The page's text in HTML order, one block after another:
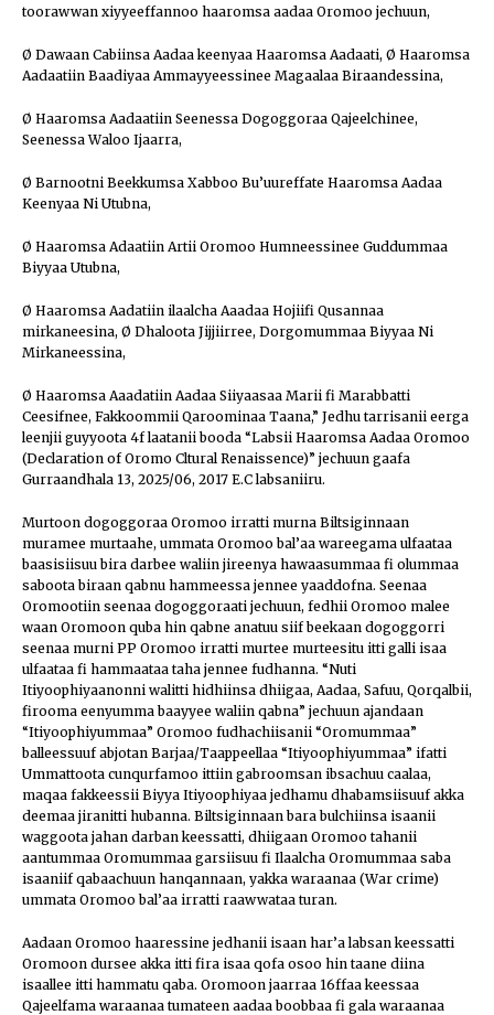
toorawwan xiyyeeffannoo haaromsa aadaa Oromoo jechuun,
Ø Dawaan Cabiinsa Aadaa keenyaa Haaromsa Aadaati, Ø Haaromsa
Aadaatiin Baadiyaa Ammayyeessinee Magaalaa Biraandessina,
Ø Haaromsa Aadaatiin Seenessa Dogoggoraa Qajeelchinee,
Seenessa Waloo Ijaarra,
Ø Barnootni Beekkumsa Xabboo Bu’uureffate Haaromsa Aadaa
Keenyaa Ni Utubna,
Ø Haaromsa Adaatiin Artii Oromoo Humneessinee Guddummaa
Biyyaa Utubna,
Ø Haaromsa Aadatiin ilaalcha Aaadaa Hojiifi Qusannaa
mirkaneesina, Ø Dhaloota Jijjiirree, Dorgomummaa Biyyaa Ni
Mirkaneessina,
Ø Haaromsa Aaadatiin Aadaa Siiyaasaa Marii fi Marabbatti
Ceesifnee, Fakkoommii Qaroominaa Taana,” Jedhu tarrisanii eerga
leenjii guyyoota 4f laatanii booda “Labsii Haaromsa Aadaa Oromoo
(Declaration of Oromo Cltural Renaissence)” jechuun gaafa
Gurraandhala 13, 2025/06, 2017 E.C labsaniiru.
Murtoon dogoggoraa Oromoo irratti murna Biltsiginnaan
muramee murtaahe, ummata Oromoo bal’aa wareegama ulfaataa
baasisiisuu bira darbee waliin jireenya hawaasummaa fi olummaa
saboota biraan qabnu hammeessa jennee yaaddofna. Seenaa
Oromootiin seenaa dogoggoraati jechuun, fedhii Oromoo malee
waan Oromoon quba hin qabne anatuu siif beekaan dogoggorri
seenaa murni PP Oromoo irratti murtee murteesitu itti galli isaa
ulfaataa fi hammaataa taha jennee fudhanna. “Nuti
Itiyoophiyaanonni walitti hidhiinsa dhiigaa, Aadaa, Safuu, Qorqalbii,
firooma eenyumma baayyee waliin qabna” jechuun ajandaan
“Itiyoophiyummaa” Oromoo fudhachiisanii “Oromummaa”
balleessuuf abjotan Barjaa/Taappeellaa “Itiyoophiyummaa” ifatti
Ummattoota cunqurfamoo ittiin gabroomsan ibsachuu caalaa,
maqaa fakkeessii Biyya Itiyoophiyaa jedhamu dhabamsiisuuf akka
deemaa jiranitti hubanna. Biltsiginnaan bara bulchiinsa isaanii
waggoota jahan darban keessatti, dhiigaan Oromoo tahanii
aantummaa Oromummaa garsiisuu fi Ilaalcha Oromummaa saba
isaaniif qabaachuun hanqannaan, yakka waraanaa (War crime)
ummata Oromoo bal’aa irratti raawwataa turan.
Aadaan Oromoo haaressine jedhanii isaan har’a labsan keessatti
Oromoon dursee akka itti fira isaa qofa osoo hin taane diina
isaallee itti hammatu qaba. Oromoon jaarraa 16ffaa keessaa
Qajeelfama waraanaa tumateen aadaa boobbaa fi gala waraanaa